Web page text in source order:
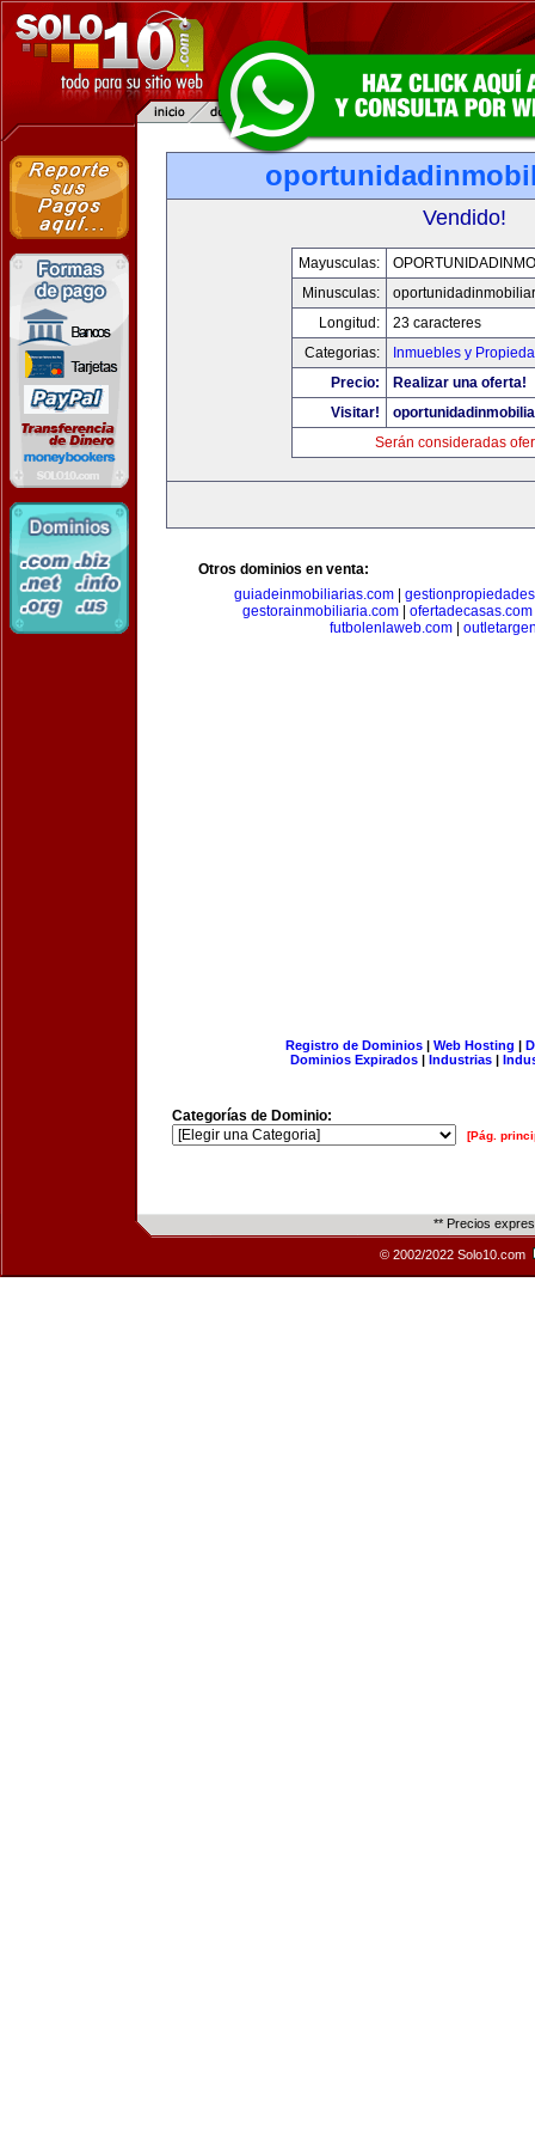
Vendido!
Mayusculas:
Minusculas:
Longitud:
23 caracteres
Categorias:
Inmuebles y
Precio:
Realizar una oferta!
Visitar!
Serán consideradas
Otros dominios en venta:
guiadeinmobiliarias.com|
gestorainmobiliaria.com| ofertadecasas.com
futbolenlaweb.com
Registro de Dominios| Web Hosting |
Dominios Expirados | Industrias |
Categorías de Dominio:
[Pág.
** Precios
© 2002/2022 Solo10.com